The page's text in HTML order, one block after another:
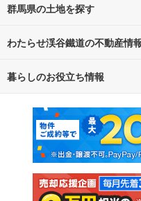
群馬県の土地を探す
路線・駅から探す
通勤・通学時間から探す
わたらせ渓谷鐵道の不動産情
不動産・住宅
新築マンション
新築一戸建て
注文住宅
暮らしのお役立ち情報
マンションカタログ